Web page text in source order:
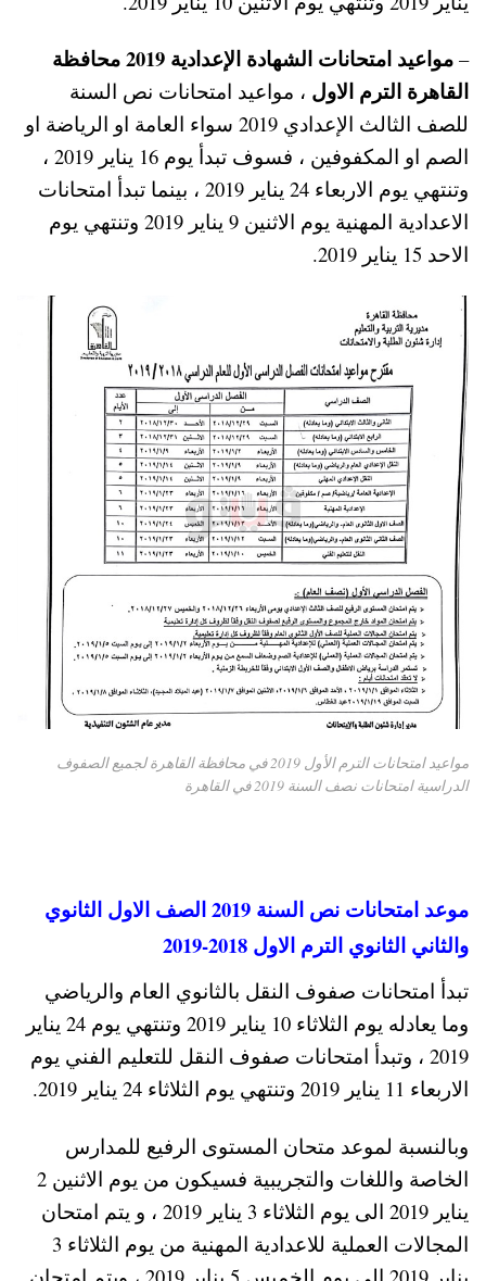
–
مواعيد امتحانات الشهادة الإعدادية 2019 محافظة
القاهرة الترم الاول ، مواعيد امتحانات نص السنة
للصف الثالث الإعدادي 2019 سواء العامة او الرياضة او
الصم او المكفوفين ، فسوف تبدأ يوم 16 يناير 2019 ،
وتنتهي يوم الاربعاء 24 يناير 2019 ، بينما تبدأ امتحانات
الاعدادية المهنية يوم الاثنين 9 يناير 2019 وتنتهي يوم
الاحد 15 يناير 2019.
مواعيد امتحانات الترم الأول 2019 في محافظة القاهرة لجميع الصفوف
الدراسية امتحانات نصف السنة 2019 في القاهرة
موعد امتحانات نص السنة 2019 الصف الاول الثانوي
والثاني الثانوي الترم الاول 2018-2019
تبدأ امتحانات صفوف النقل بالثانوي العام والرياضي
وما يعادله يوم الثلاثاء 10 يناير 2019 وتنتهي يوم 24 يناير
2019 ، وتبدأ امتحانات صفوف النقل للتعليم الفني يوم
الاربعاء 11 يناير 2019 وتنتهي يوم الثلاثاء 24 يناير 2019.
وبالنسبة لموعد متحان المستوى الرفيع للمدارس
الخاصة واللغات والتجريبية فسيكون من يوم الاثنين 2
يناير 2019 الى يوم الثلاثاء 3 يناير 2019 ، و يتم امتحان
المجالات العملية للاعدادية المهنية من يوم الثلاثاء 3